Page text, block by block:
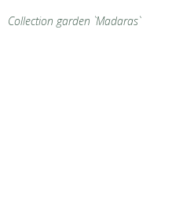
Collection garden `Madaras`